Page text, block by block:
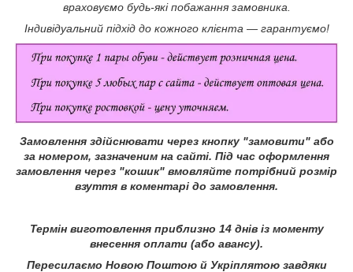
враховуємо будь-які побажання замовника.
Індивідуальний підхід до кожного клієнта — гарантуємо!
Замовлення здійснювати через кнопку "замовити" або
за номером, зазначеним на сайті. Під час оформлення
замовлення через "кошик" вмовляйте потрібний розмір
взуття в коментарі до замовлення.
Термін виготовлення приблизно 14 днів із моменту
внесення оплати (або авансу).
Пересилаємо Новою Поштою й Укріплятою завдяки